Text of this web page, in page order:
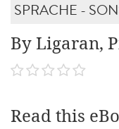
SPRACHE -
By Ligaran,
Read this